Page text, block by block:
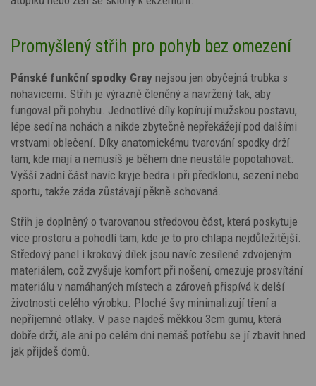
Promyšlený střih pro pohyb bez omezení
Pánské funkční spodky Gray nejsou jen obyčejná trubka s
nohavicemi. Střih je výrazně členěný a navržený tak, aby
fungoval při pohybu. Jednotlivé díly kopírují mužskou postavu,
lépe sedí na nohách a nikde zbytečně nepřekážejí pod dalšími
vrstvami oblečení. Díky anatomickému tvarování spodky drží
tam, kde mají a nemusíš je během dne neustále popotahovat.
Vyšší zadní část navíc kryje bedra i při předklonu, sezení nebo
sportu, takže záda zůstávají pěkně schovaná.
Střih je doplněný o tvarovanou středovou část, která poskytuje
více prostoru a pohodlí tam, kde je to pro chlapa nejdůležitější.
Středový panel i krokový dílek jsou navíc zesílené zdvojeným
materiálem, což zvyšuje komfort při nošení, omezuje prosvítání
materiálu v namáhaných místech a zároveň přispívá k delší
životnosti celého výrobku. Ploché švy minimalizují tření a
nepříjemné otlaky. V pase najdeš měkkou 3cm gumu, která
dobře drží, ale ani po celém dni nemáš potřebu se jí zbavit hned
jak přijdeš domů.